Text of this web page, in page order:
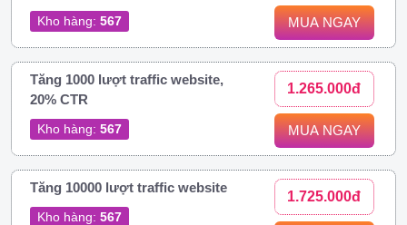
Kho hàng: 567 MUA NGAY
Tăng 1000 lượt traffic website,
20% CTR
Kho hàng: 567
1.265.000đ
MUA NGAY
Tăng 10000 lượt traffic website
Kho hàng: 567
1.725.000đ